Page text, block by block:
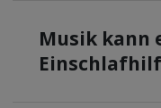
Musik kann